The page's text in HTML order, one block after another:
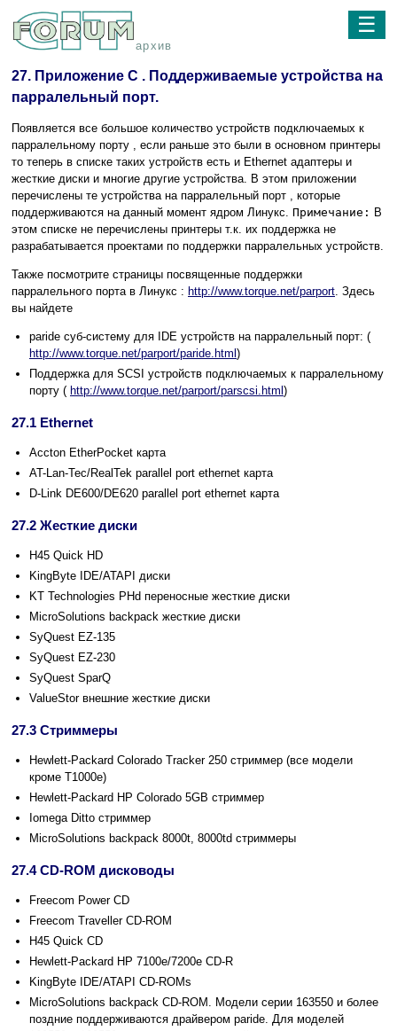
архив
☰
27. Приложение C . Поддерживаемые устройства на
парралельный порт.
Появляется все большое количество устройств подключаемых к
парралельному порту , если раньше это были в основном принтеры
то теперь в списке таких устройств есть и Ethernet адаптеры и
жесткие диски и многие другие устройства. В этом приложении
перечислены те устройства на парралельный порт , которые
поддерживаются на данный момент ядром Линукс. Примечание: В
этом списке не перечислены принтеры т.к. их поддержка не
разрабатывается проектами по поддержки парралельных устройств.
Также посмотрите страницы посвященные поддержки
парралельного порта в Линукс : http://www.torque.net/parport. Здесь
вы найдете
paride суб-систему для IDE устройств на парралельный порт: (
http://www.torque.net/parport/paride.html )
Поддержка для SCSI устройств подключаемых к парралельному
порту ( http://www.torque.net/parport/parscsi.html )
27.1 Ethernet
Accton EtherPocket карта
AT-Lan-Tec/RealTek parallel port ethernet карта
D-Link DE600/DE620 parallel port ethernet карта
27.2 Жесткие диски
H45 Quick HD
KingByte IDE/ATAPI диски
KT Technologies PHd переносные жесткие диски
MicroSolutions backpack жесткие диски
SyQuest EZ-135
SyQuest EZ-230
SyQuest SparQ
ValueStor внешние жесткие диски
27.3 Стриммеры
Hewlett-Packard Colorado Tracker 250 стриммер (все модели
кроме T1000e)
Hewlett-Packard HP Colorado 5GB стриммер
Iomega Ditto стриммер
MicroSolutions backpack 8000t, 8000td стриммеры
27.4 CD-ROM дисководы
Freecom Power CD
Freecom Traveller CD-ROM
H45 Quick CD
Hewlett-Packard HP 7100e/7200e CD-R
KingByte IDE/ATAPI CD-ROMs
MicroSolutions backpack CD-ROM. Модели серии 163550 и более
поздние поддерживаются драйвером paride. Для моделей